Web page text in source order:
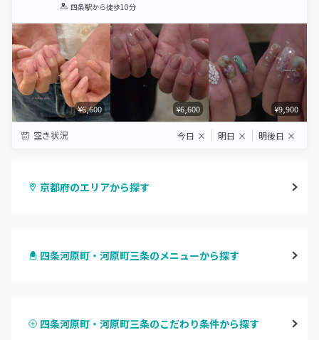
1 2 3 4 5
四条駅から徒歩10分
¥6,600 ¥6,600 ¥9,900
空き状況 今日 × 明日 × 明後日 ×
京都府のエリアから探す
四条河原町・河原町三条
四条河原町・河原町三条のメニューから探す
ハンドスカルプ
四条河原町・河原町三条のこだわり条件から探す